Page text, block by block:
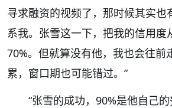
寻求融资的视频了，那时候其实也
系我。张雪这一下，把我的信用度
70%。但就算没有他，我也会往前
累，窗口期也可能错过。”
“张雪的成功，90%是他自己